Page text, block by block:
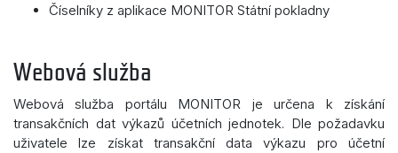
Číselníky z aplikace MONITOR Státní pokladny
Webová služba
Webová služba portálu MONITOR je určena k získání
transakčních dat výkazů účetních jednotek. Dle požadavku
uživatele lze získat transakční data výkazu pro účetní